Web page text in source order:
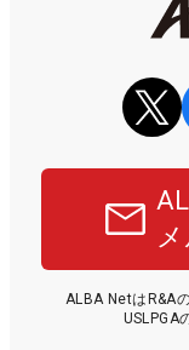
ALBA NetはR&A
USLPGA